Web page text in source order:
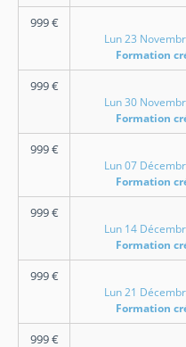
999€
Lun 23
Formation
999€
Lun 30
Formation
999€
Lun 07
Formation
999€
Lun 14
Formation
999€
Lun 21
Formation
999€